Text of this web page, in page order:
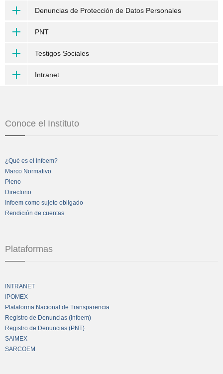
Denuncias de Protección de Datos Personales
PNT
Testigos Sociales
Intranet
Conoce el Instituto
¿Qué es el Infoem?
Marco Normativo
Pleno
Directorio
Infoem como sujeto obligado
Rendición de cuentas
Plataformas
INTRANET
IPOMEX
Plataforma Nacional de Transparencia
Registro de Denuncias (Infoem)
Registro de Denuncias (PNT)
SAIMEX
SARCOEM